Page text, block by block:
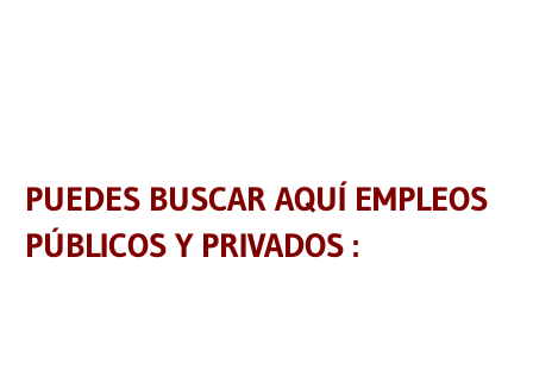
PUEDES BUSCAR AQUÍ EMPLEOS
PÚBLICOS Y PRIVADOS :